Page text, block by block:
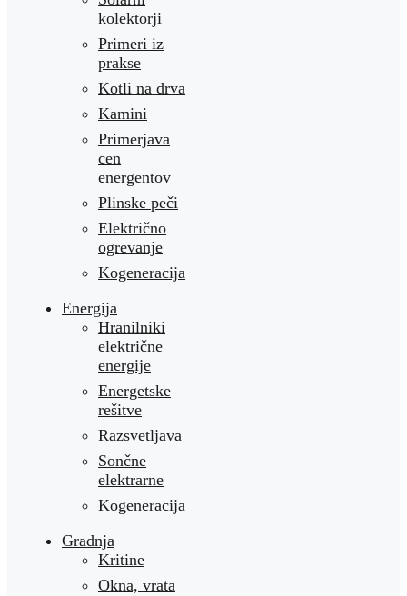
kolektorji
Primeri iz
prakse
Kotli na drva
Kamini
Primerjava
cen
energentov
Plinske peči
Električno
ogrevanje
Kogeneracija
Energija
Hranilniki
električne
energije
Energetske
rešitve
Razsvetljava
Sončne
elektrarne
Kogeneracija
Gradnja
Kritine
Okna, vrata